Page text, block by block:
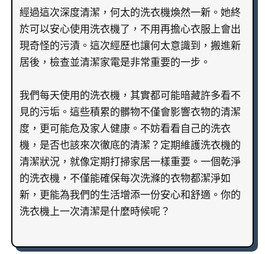
經過這次深度清潔，何太的洗衣機煥然一新。她終
於可以安心使用洗衣機了，不用再擔心衣服上會出
現奇怪的污漬。這次經歷也讓何太意識到，搬進新
居後，檢查並清潔家電是非常重要的一步。
我們每天使用的洗衣機，其實都可能暗藏許多看不
見的污垢。這些積累的髒物不僅會影響衣物的清潔
度，更可能危及家人健康。不妨看看自己的洗衣
機，是否也該來次徹底的清潔？定期維護洗衣機的
清潔狀況，就像定期打掃家居一樣重要。一個乾淨
的洗衣機，不僅能確保每次洗滌的衣物都潔淨如
新，更能為我們的生活增添一份安心和舒適。你的
洗衣機上一次清潔是什麼時候呢？